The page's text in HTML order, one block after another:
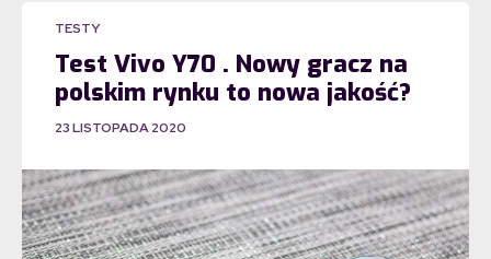
TESTY
Test Vivo Y70 . Nowy gracz na
polskim rynku to nowa jakość?
23 LISTOPADA 2020